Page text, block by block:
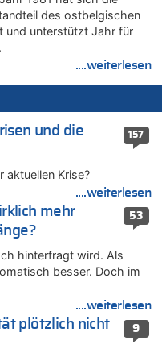
Wer steckt hinter den
Wer steckt hinter den
Wer steckt hinter den
EuroMillions und gewinnt
EuroMillions und gewinnt
70-Jähriger gefasst
Wer steckt hinter den
des ostbelgischen
und unterstützt Jahr für
....weiterlesen
157
und die
aktuellen Krise?
....weiterlesen
53
mehr
hinterfragt wird. Als
besser. Doch im
....weiterlesen
9
plötzlich nicht